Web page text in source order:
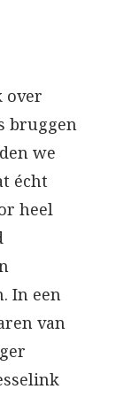
over
bruggen
we
écht
heel
In een
van